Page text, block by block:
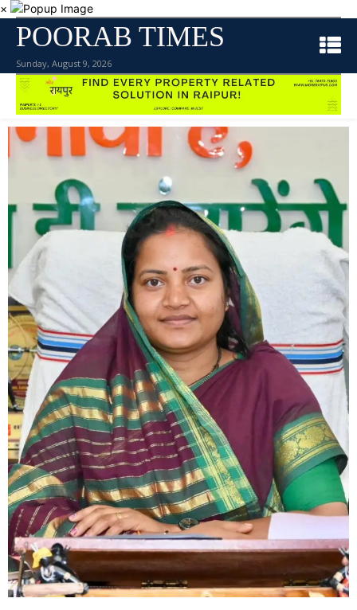
×
POORAB TIMES
Sunday, August 9, 2026